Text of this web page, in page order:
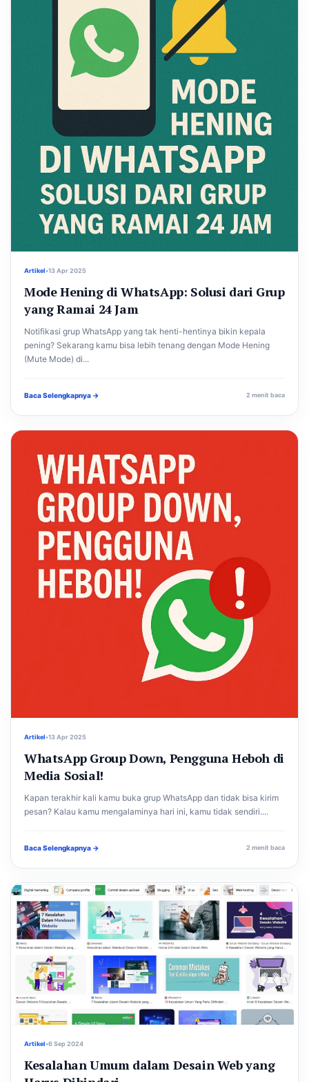
Artikel•13 Apr 2025
Mode Hening di WhatsApp: Solusi dari Grup
yang Ramai 24 Jam
Notifikasi grup WhatsApp yang tak henti-hentinya bikin kepala
pening? Sekarang kamu bisa lebih tenang dengan Mode Hening
(Mute Mode) di...
Baca Selengkapnya → 2 menit baca
Artikel•13 Apr 2025
WhatsApp Group Down, Pengguna Heboh di
Media Sosial!
Kapan terakhir kali kamu buka grup WhatsApp dan tidak bisa kirim
pesan? Kalau kamu mengalaminya hari ini, kamu tidak sendiri....
Baca Selengkapnya → 2 menit baca
Artikel•6 Sep 2024
Kesalahan Umum dalam Desain Web yang